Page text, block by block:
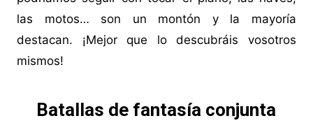
las motos… son un montón y la mayoría
destacan. ¡Mejor que lo descubráis vosotros
mismos!
Batallas de fantasía conjunta